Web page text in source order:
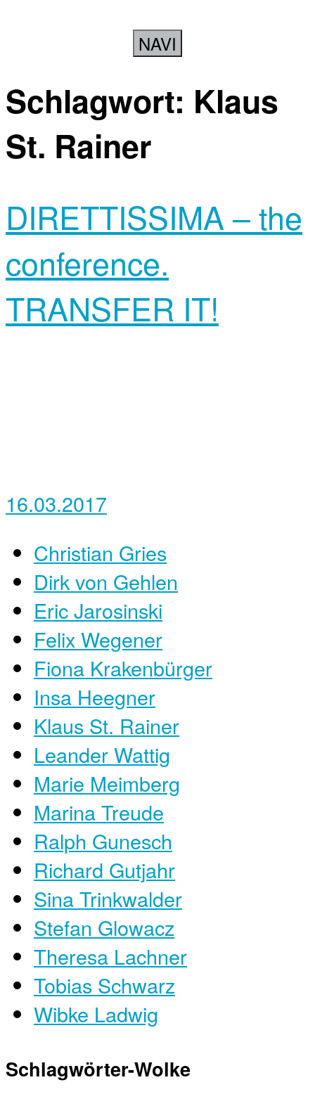
NAVI
Schlagwort: Klaus
St. Rainer
DIRETTISSIMA – the
conference.
TRANSFER IT!
16.03.2017
Christian Gries
Dirk von Gehlen
Eric Jarosinski
Felix Wegener
Fiona Krakenbürger
Insa Heegner
Klaus St. Rainer
Leander Wattig
Marie Meimberg
Marina Treude
Ralph Gunesch
Richard Gutjahr
Sina Trinkwalder
Stefan Glowacz
Theresa Lachner
Tobias Schwarz
Wibke Ladwig
Schlagwörter-Wolke